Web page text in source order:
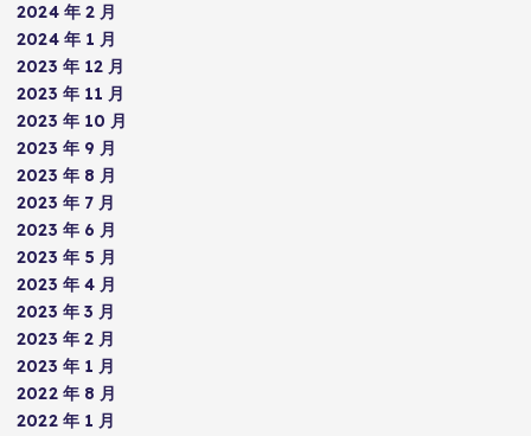
2024 年 2 月
2024 年 1 月
2023 年 12 月
2023 年 11 月
2023 年 10 月
2023 年 9 月
2023 年 8 月
2023 年 7 月
2023 年 6 月
2023 年 5 月
2023 年 4 月
2023 年 3 月
2023 年 2 月
2023 年 1 月
2022 年 8 月
2022 年 1 月